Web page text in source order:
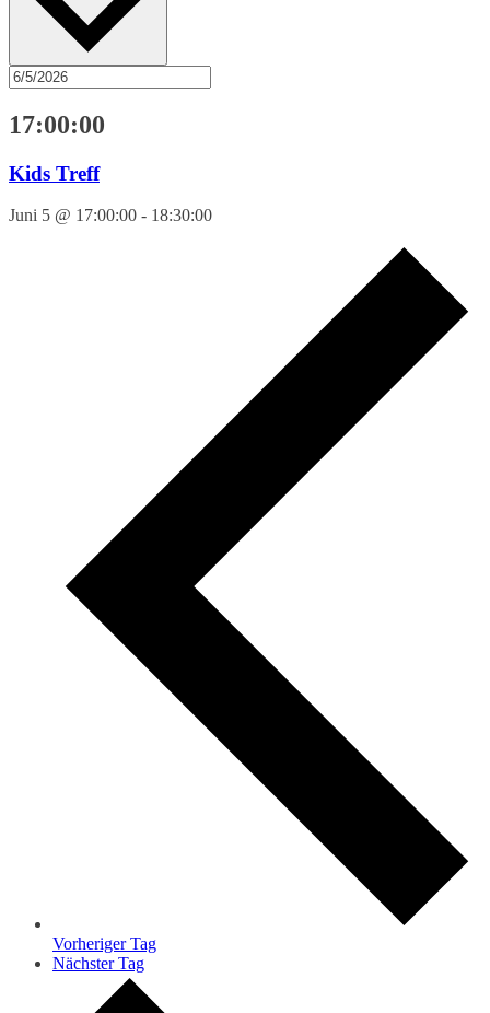
17:00:00
Kids Treff
Juni 5 @ 17:00:00 - 18:30:00
Vorheriger Tag
Nächster Tag